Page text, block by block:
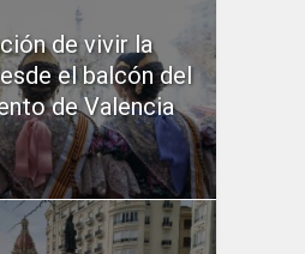
de vivir la
el balcón del
de Valencia